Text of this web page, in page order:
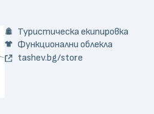
Туристическа екипировка
Функционални облекла
tashev.bg/store